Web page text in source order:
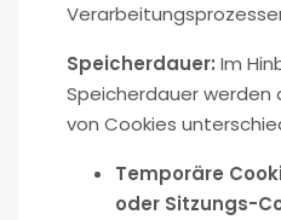
Speicherdauer: Im
Speicherdauer werden
von Cookies
Temporäre
oder Sitzungs-